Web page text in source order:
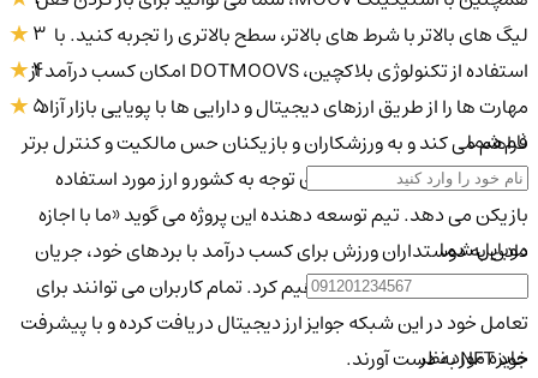
لیگ های بالاتر با شرط های بالاتر، سطح بالاتری را تجربه کنید. با
استفاده از تکنولوژی بلاکچین، DOTMOOVS امکان کسب درآمد از
مهارت ها را از طریق ارزهای دیجیتال و دارایی ها با پویایی بازار آزاد
فراهم می کند و به ورزشکاران و بازیکنان حس مالکیت و کنترل برتر
را با دسترسی دموکراتیک بدون توجه به کشور و ارز مورد استفاده
بازیکن می دهد. تیم توسعه دهنده این پروژه می گوید «ما با اجازه
دادن به دوستداران ورزش برای کسب درآمد با بردهای خود، جریان
های درآمد جدیدی ایجاد خواهیم کرد. تمام کاربران می توانند برای
تعامل خود در این شبکه جوایز ارز دیجیتال دریافت کرده و با پیشرفت
خود NFT به دست آورند.
3
4
5
نام شما
موبایل شما
جایزه مورد نظر